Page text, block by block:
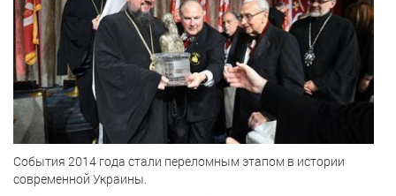
События 2014 года стали переломным этапом в истории
современной Украины.